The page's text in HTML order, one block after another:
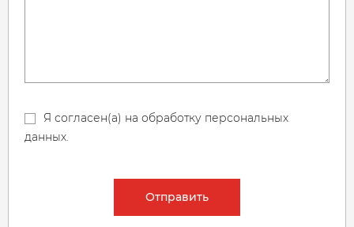
Я согласен(а) на обработку персональных
данных.
Отправить